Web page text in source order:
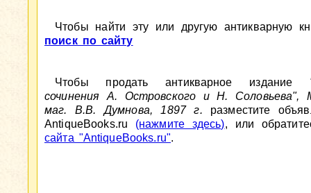
Чтобы найти эту или другую антикварную
поиск по сайту
Чтобы продать антикварное издание
сочинения А. Островского и Н. Соловьева",
маг. В.В. Думнова, 1897 г. разместите
AntiqueBooks.ru (нажмите здесь), или
сайта "AntiqueBooks.ru".